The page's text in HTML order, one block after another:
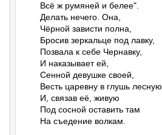
Всё ж румяней и белее".
Делать нечего. Она,
Чёрной зависти полна,
Бросив зеркальце под лавку,
Позвала к себе Чернавку,
И наказывает ей,
Сенной девушке своей,
Весть царевну в глушь лесную
И, связав её, живую
Под сосной оставить там
На съедение волкам.